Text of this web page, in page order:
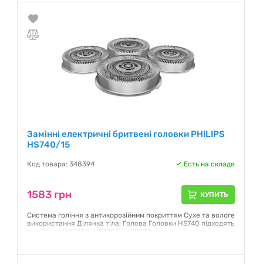
Замінні електричні бритвені головки PHILIPS
HS740/15
Код товара: 348394 Есть на складе
1583 грн КУПИТЬ
Система гоління з антикорозійним покриттям Сухе та вологе
використання Ділянка тіла: Голова Головки HS740 підходять
для бритв HS5980, HS7980 і HS9980.